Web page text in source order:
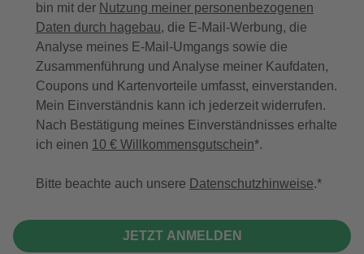
bin mit der Nutzung meiner personenbezogenen
Daten durch hagebau, die E-Mail-Werbung, die
Analyse meines E-Mail-Umgangs sowie die
Zusammenführung und Analyse meiner Kaufdaten,
Coupons und Kartenvorteile umfasst, einverstanden.
Mein Einverständnis kann ich jederzeit widerrufen.
Nach Bestätigung meines Einverständnisses erhalte
ich einen 10 € Willkommensgutschein*.
Bitte beachte auch unsere Datenschutzhinweise.
JETZT ANMELDEN